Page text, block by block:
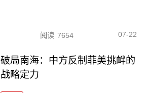
阅读 7654 07-22
破局南海：中方反制菲美挑衅的
战略定力